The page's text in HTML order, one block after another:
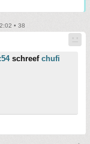
• 38
schreef chufi